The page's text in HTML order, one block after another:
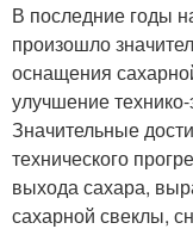
В последние годы
произошло
оснащения
улучшение
Значительные
технического
выхода сахара,
сахарной свеклы,